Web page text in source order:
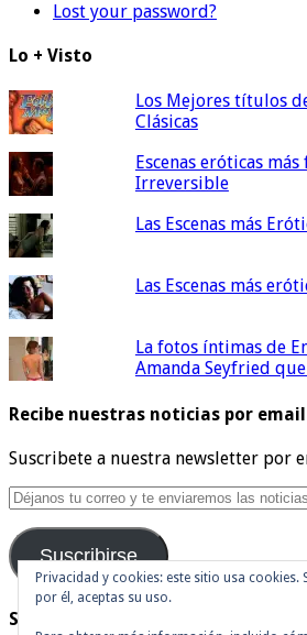
Lost your password?
Lo + Visto
Los Mejores títulos
Clásicas
Escenas eróticas
Irreversible
Las Escenas más
Las Escenas más
La fotos íntimas de
Amanda Seyfried
Recibe nuestras noticias por email
Suscribete a nuestra newsletter por
Déjanos
tu
correo
y
te
enviaremos
las
Suscribirse
Síguenos en Twitter
Privacidad y cookies: este sitio usa cookies.
por él, aceptas su uso.